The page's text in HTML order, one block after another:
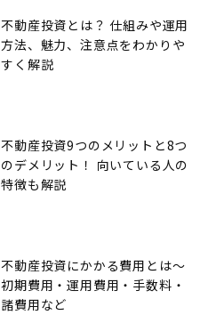
不動産投資とは？ 仕組みや運用
方法、魅力、注意点をわかりや
すく解説
不動産投資9つのメリットと8つ
のデメリット！ 向いている人の
特徴も解説
不動産投資にかかる費用とは〜
初期費用・運用費用・手数料・
諸費用など